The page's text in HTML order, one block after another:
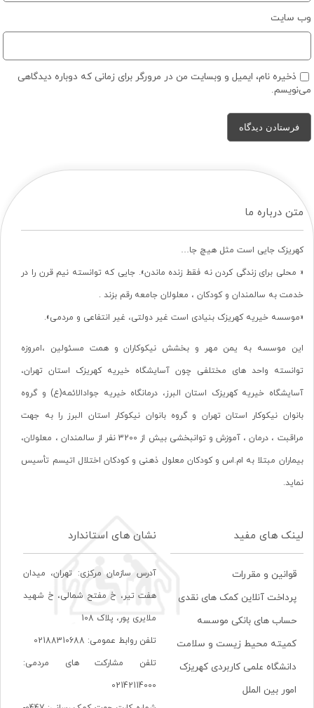
وب‌ سایت
ذخیره نام، ایمیل و وبسایت من در مرورگر برای زمانی که دوباره دیدگاهی
می‌نویسم.
متن درباره ما
کهریزک جایی است مثل هیچ جا…
« محلی برای زندگی کردن نه فقط زنده ماندن». جایی که توانسته نیم قرن را در
خدمت به سالمندان و کودکان ، معلولان جامعه رقم بزند .
«موسسه خیریه کهریزک بنیادی است غیر دولتی، غیر انتفاعی و مردمی».
این موسسه به یمن مهر و بخشش نیکوکاران و همت مسئولین ،امروزه
توانسته واحد های مختلفی چون آسایشگاه خیریه کهریزک استان تهران،
آسایشگاه خیریه کهریزک استان البرز، درمانگاه خیریه جوادالائمه(ع) و گروه
بانوان نیکوکار استان تهران و گروه بانوان نیکوکار استان البرز را به جهت
مراقبت ، درمان ، آموزش و توانبخشی بیش از 3200 نفر از سالمندان ، معلولان،
بیماران مبتلا به ام.اس و کودکان معلول ذهنی و کودکان اختلال اتیسم تأسیس
نماید.
لینک های مفید
قوانین و مقررات
پرداخت آنلاین کمک های نقدی
حساب های بانکی موسسه
کمیته محیط زیست و سلامت
دانشگاه علمی کاربردی کهریزک
امور بین الملل
نشان های استاندارد
آدرس سازمان مرکزی: تهران، ميدان
هفت تير، خ مفتح شمالی، خ شهيد
ملايری پور، پلاک 108
تلفن روابط عمومی: 02188310688
تلفن مشارکت های مردمی:
02142114000